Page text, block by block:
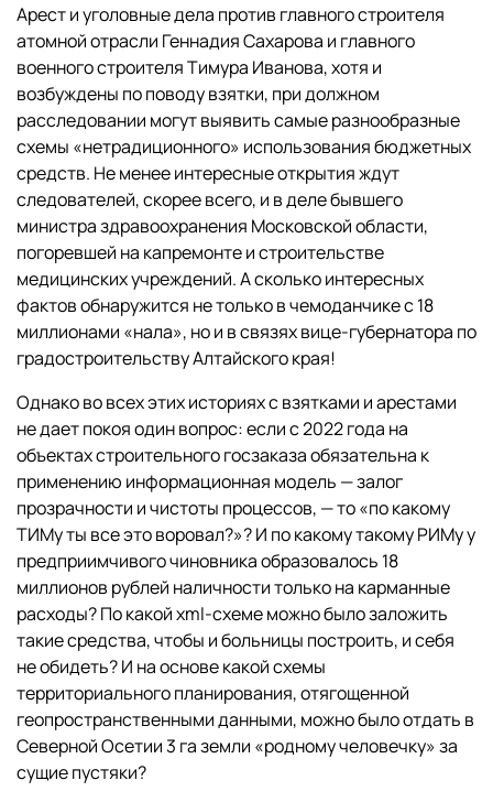
Арест и уголовные дела против главного строителя
атомной отрасли Геннадия Сахарова и главного
военного строителя Тимура Иванова, хотя и
возбуждены по поводу взятки, при должном
расследовании могут выявить самые разнообразные
схемы «нетрадиционного» использования бюджетных
средств. Не менее интересные открытия ждут
следователей, скорее всего, и в деле бывшего
министра здравоохранения Московской области,
погоревшей на капремонте и строительстве
медицинских учреждений. А сколько интересных
фактов обнаружится не только в чемоданчике с 18
миллионами «нала», но и в связях вице-губернатора по
градостроительству Алтайского края!
Однако во всех этих историях с взятками и арестами
не дает покоя один вопрос: если с 2022 года на
объектах строительного госзаказа обязательна к
применению информационная модель — залог
прозрачности и чистоты процессов, — то «по какому
ТИМу ты все это воровал?»? И по какому такому РИМу у
предприимчивого чиновника образовалось 18
миллионов рублей наличности только на карманные
расходы? По какой xml-схеме можно было заложить
такие средства, чтобы и больницы построить, и себя
не обидеть? И на основе какой схемы
территориального планирования, отягощенной
геопространственными данными, можно было отдать в
Северной Осетии 3 га земли «родному человечку» за
сущие пустяки?